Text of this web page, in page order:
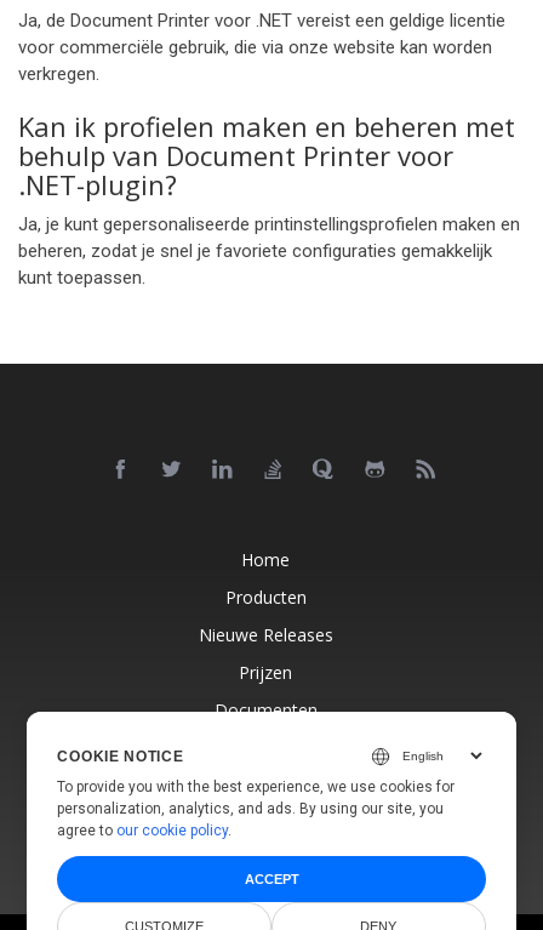
Ja, de Document Printer voor .NET vereist een geldige licentie
voor commerciële gebruik, die via onze website kan worden
verkregen.
Kan ik profielen maken en beheren met
behulp van Document Printer voor
.NET-plugin?
Ja, je kunt gepersonaliseerde printinstellingsprofielen maken en
beheren, zodat je snel je favoriete configuraties gemakkelijk
kunt toepassen.
Home
Producten
Nieuwe Releases
Prijzen
Documenten
Gratis Ondersteuning
Blog
Websites
COOKIE NOTICE
To provide you with the best experience, we use cookies for
personalization, analytics, and ads. By using our site, you
agree to our cookie policy.
ACCEPT
CUSTOMIZE DENY